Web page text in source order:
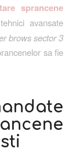
sprancene
avansate
brows sector 3
sa fie